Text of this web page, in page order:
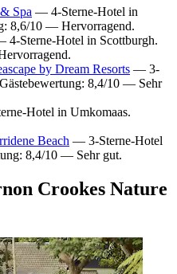
Spa — 4-Sterne-Hotel in
8,6/10 — Hervorragend.
4-Sterne-Hotel in Scottburgh.
by Dream Resorts — 3-
8,4/10 — Sehr
Hotel in Umkomaas.
Beach — 3-Sterne-Hotel
8,4/10 — Sehr gut.
Crookes Nature